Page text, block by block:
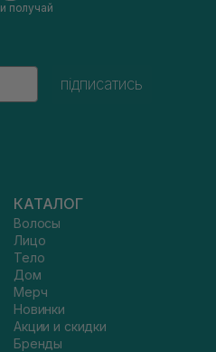
и получай
підписатись
КАТАЛОГ
Волосы
Лицо
Тело
Дом
Мерч
Новинки
Акции и скидки
Бренды